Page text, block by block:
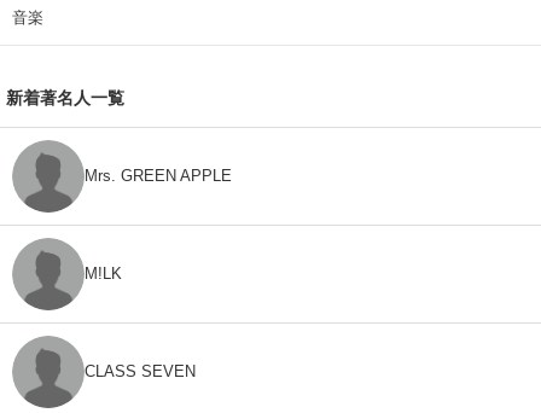
音楽
新着著名人一覧
Mrs. GREEN APPLE
M!LK
CLASS SEVEN